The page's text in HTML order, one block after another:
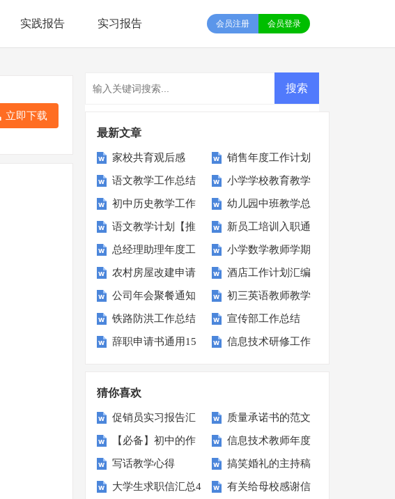
实践报告 实习报告 会员登录
会员注册
立即下载
最新文章
家校共育观后感 销售年度工作计划
通用15篇
语文教学工作总结
(集锦15篇)
小学学校教育教学
工作总结
初中历史教学工作
总结
幼儿园中班教学总
结15篇
语文教学计划【推
荐】
新员工培训入职通
知
总经理助理年度工
作计划11篇
小学数学教师学期
教学总结
农村房屋改建申请
书
酒店工作计划汇编
15篇
公司年会聚餐通知
(15篇)
初三英语教师教学
总结
铁路防洪工作总结 宣传部工作总结
辞职申请书通用15 信息技术研修工作
猜你喜欢
促销员实习报告汇
编七篇
质量承诺书的范文
汇编5篇
【必备】初中的作
文300字4篇
信息技术教师年度
工作总结
写话教学心得 搞笑婚礼的主持稿
大学生求职信汇总4 有关给母校感谢信